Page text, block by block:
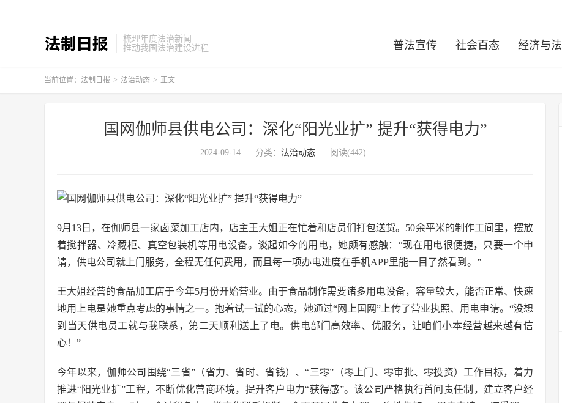
梳理年度法治新闻
推动我国法治建设进程
普法宣传 社会百态 经济与法
当前位置： 法制日报 > 法治动态 > 正文
国网伽师县供电公司：深化“阳光业扩” 提升“获得电力”
2024-09-14 分类： 法治动态 阅读(442)
9月13日，在伽师县一家卤菜加工店内，店主王大姐正在忙着和店员们打包送货。50余平米的制作工间里，摆放
着搅拌器、冷藏柜、真空包装机等用电设备。谈起如今的用电，她颇有感触：“现在用电很便捷，只要一个申
请，供电公司就上门服务，全程无任何费用，而且每一项办电进度在手机APP里能一目了然看到。”
王大姐经营的食品加工店于今年5月份开始营业。由于食品制作需要诸多用电设备，容量较大，能否正常、快速
地用上电是她重点考虑的事情之一。抱着试一试的心态，她通过“网上国网”上传了营业执照、用电申请。“没想
到当天供电员工就与我联系，第二天顺利送上了电。供电部门高效率、优服务，让咱们小本经营越来越有信
心！”
今年以来，伽师公司围绕“三省”（省力、省时、省钱）、“三零”（零上门、零审批、零投资）工作目标，着力
推进“阳光业扩”工程，不断优化营商环境，提升客户电力“获得感”。该公司严格执行首问责任制，建立客户经